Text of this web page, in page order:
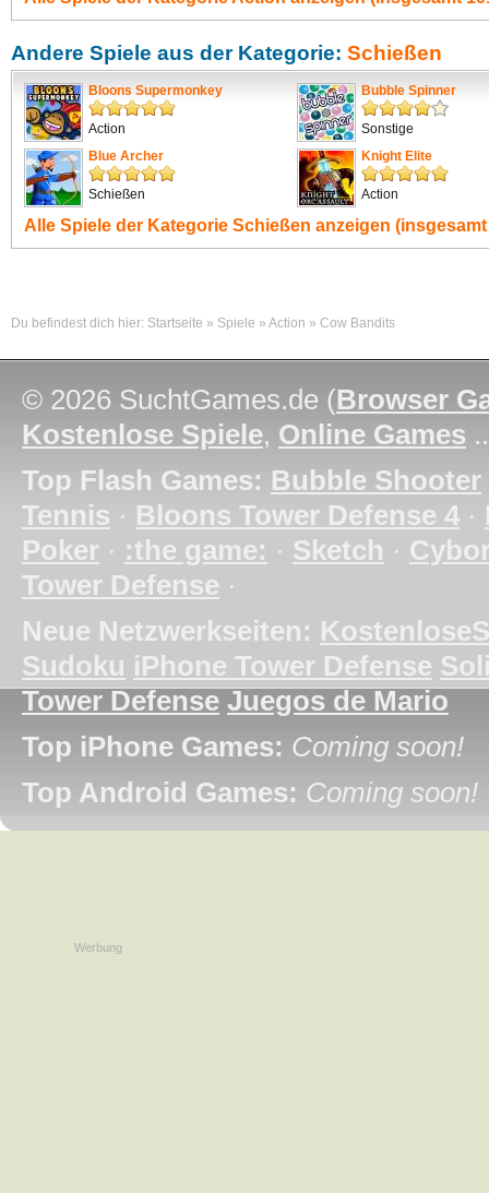
Andere Spiele aus der Kategorie: Schießen
Bloons Supermonkey
Action
Bubble Spinner
Sonstige
Blue Archer
Schießen
Knight Elite
Action
Alle Spiele der Kategorie Schießen anzeigen (insgesamt
Du befindest dich hier: Startseite » Spiele » Action » Cow Bandits
© 2026 SuchtGames.de (Browser
Kostenlose Spiele, Online Games
Top Flash Games: Bubble Shooter
Tennis · Bloons Tower Defense 4 ·
Poker · :the game: · Sketch ·
Tower Defense ·
Neue Netzwerkseiten:
Sudoku iPhone Tower Defense
Tower Defense Juegos de Mario
Top iPhone Games: Coming soon!
Top Android Games: Coming soon!
Werbung